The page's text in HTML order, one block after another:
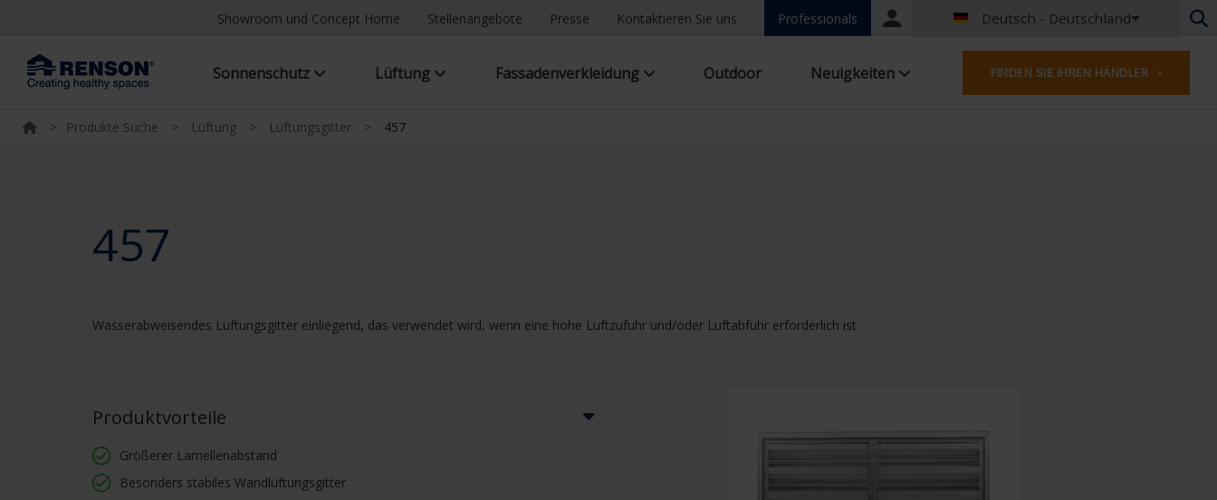
Showroom und Concept Home Stellenangebote Presse Kontaktieren Sie uns Professionals
Portal
Deutsch - Deutschland
Niederländisch - Belgien
Französisch - Belgien
Niederländisch - Niederlande
Dänisch - Dänemark
Norwegian - Norway
Schwedisch - Schweden
Sonnenschutz Lüftung Fassadenverkleidung Outdoor Neuigkeiten FINDEN SIE IHREN HÄNDLER ›
> Produkte Suche > Lüftung > Lüftungsgitter > 457
457
Wasserabweisendes Lüftungsgitter einliegend, das verwendet wird, wenn eine hohe Luftzufuhr und/oder Luftabfuhr erforderlich ist
Produktvorteile
Größerer Lamellenabstand
Besonders stabiles Wandlüftungsgitter